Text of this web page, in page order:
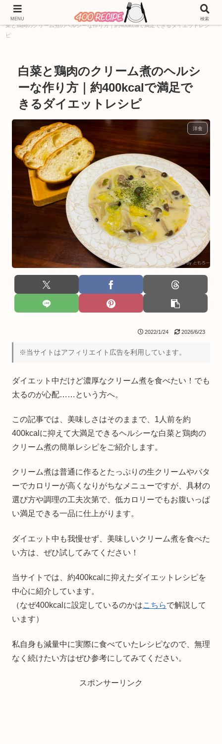
料理ジャンル別レシピ
白
菜と鶏肉のクリーム煮のヘルシーな作り方｜約400kcalで満足できるダイエットレシ
ピ
白菜と鶏肉のクリーム煮のヘルシ
ーな作り方｜約400kcalで満足で
きるダイエットレシピ
洋食
2022/1/24 2026/6/23
※当サイトはアフィリエイト広告を利用しています。
ダイエット中だけど濃厚なクリーム煮を食べたい！でも
太るのが心配……という方へ。
この記事では、美味しさはそのままで、1人前を約
400kcalに抑えて大満足できるヘルシーな白菜と鶏肉の
クリーム煮の簡単レシピをご紹介します。
クリーム煮は普通に作るとたっぷりの生クリームやバタ
ーでカロリーが高くなりがちなメニューですが、具材の
選び方や調理の工夫次第で、低カロリーでもお腹いっぱ
い満足できる一品に仕上がります。
ダイエット中も我慢せず、美味しいクリーム煮を食べた
い方は、ぜひ試してみてください！
当サイトでは、約400kcalに抑えたダイエットレシピを
中心に紹介しています。
（なぜ400kcalに設定しているのかはこちらで解説して
います）
私自身も減量中に実際に食べていたレシピなので、無理
なく続けたい方はぜひ参考にしてみてください。
スポンサーリンク
MENU 検索